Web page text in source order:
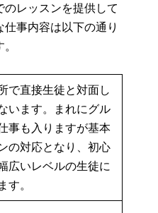
レッスンを提供して
事内容は以下の通り
で直接生徒と対面し
います。まれにグル
事も入りますが基本
の対応となり、初心
広いレベルの生徒に
す。